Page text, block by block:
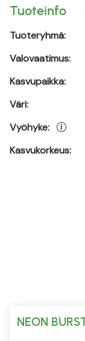
Tuoteinfo
Tuoteryhmä:
Valovaatimus:
Kasvupaikka:
Väri:
Vyöhyke:
Kasvukorkeus:
NEON